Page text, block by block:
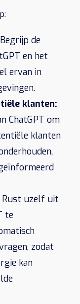
Begrijp de
en het
ervan in
klanten:
ChatGPT om
klanten
Rust uzelf uit
te
zodat
kan